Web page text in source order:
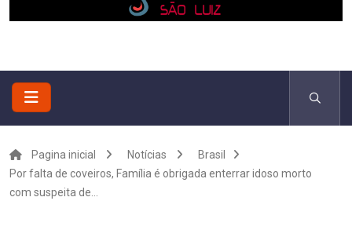
Pagina inicial Notícias
Brasil
Por falta de coveiros, Família é obrigada enterrar idoso morto
com suspeita de...